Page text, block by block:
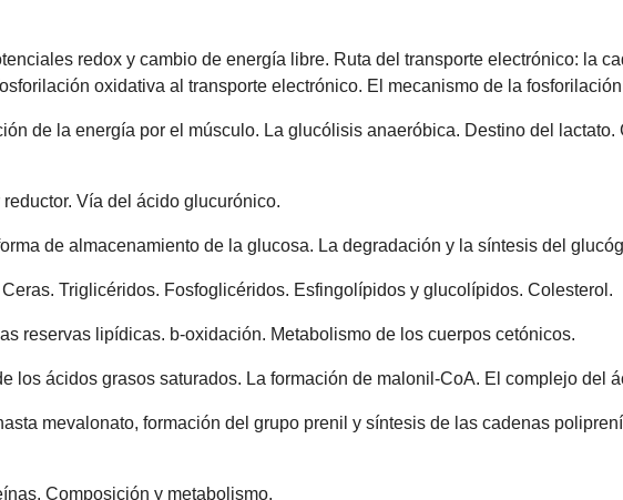
redox y cambio de energía libre. Ruta del transporte electrónico: la
oxidativa al transporte electrónico. El mecanismo de la
de la energía por el músculo. La glucólisis anaeróbica. Destino del lactato.
Vía del ácido glucurónico.
de almacenamiento de la glucosa. La degradación y la síntesis del
Triglicéridos. Fosfoglicéridos. Esfingolípidos y glucolípidos. Colesterol.
reservas lipídicas. b-oxidación. Metabolismo de los cuerpos cetónicos.
los ácidos grasos saturados. La formación de malonil-CoA. El complejo del
mevalonato, formación del grupo prenil y síntesis de las cadenas
Composición y metabolismo.